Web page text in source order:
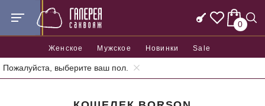
0
Женское Мужское Новинки Sale
Пожалуйста, выберите ваш пол.
Главная Аксессуары Кошельки